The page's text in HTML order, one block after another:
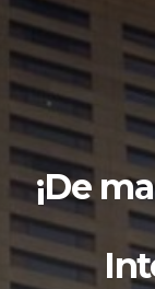
¡De